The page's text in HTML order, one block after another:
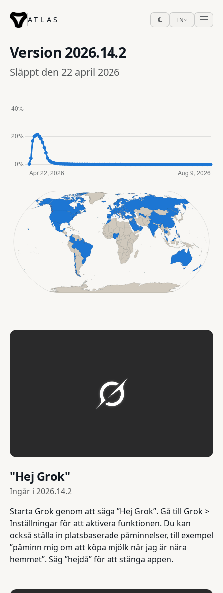
ATLAS EN
Version 2026.14.2
Släppt den 22 april 2026
"Hej Grok"
Ingår i 2026.14.2
Starta Grok genom att säga ”Hej Grok”. Gå till Grok >
Inställningar för att aktivera funktionen. Du kan
också ställa in platsbaserade påminnelser, till exempel
”påminn mig om att köpa mjölk när jag är nära
hemmet”. Säg ”hejdå” för att stänga appen.